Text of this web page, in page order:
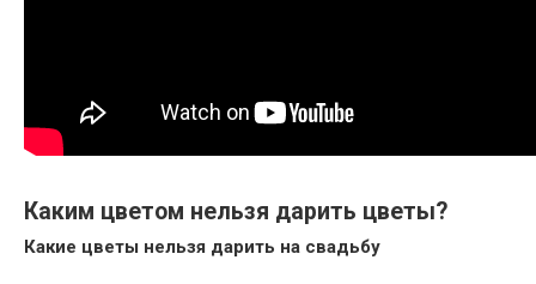
Каким цветом нельзя дарить цветы?
Какие цветы нельзя дарить на свадьбу